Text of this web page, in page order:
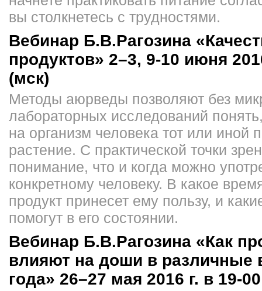
вы столкнетесь с трудностями.
Вебинар Б.В.Рагозина
продуктов» 2–3, 9-10 июня
(мск)
Методы аюрведы позволяют без
лабораторных исследований
на организм человека тот или иной
растение. С практической точки
понимание, что и когда можно
конкретному человеку. В какое
продукт принесет ему пользу, и
помогут в его состоянии.
Вебинар Б.В.Рагозина «Как
влияют на доши в различные
года» 26–27 мая 2016 г. в 19-